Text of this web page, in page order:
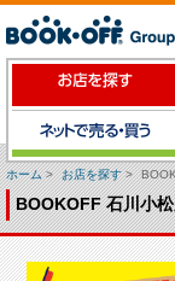
ホーム> お店を探す>
BOOKOFF 石川小